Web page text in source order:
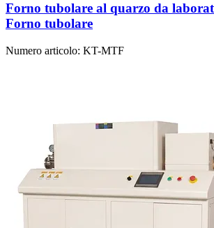
Forno tubolare al quarzo da
Forno tubolare
Numero articolo: KT-MTF